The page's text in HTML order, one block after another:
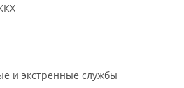
и экстренные службы